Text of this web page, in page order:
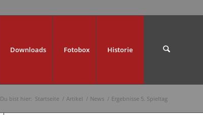
Downloads Fotobox Historie
Du bist hier: Startseite / Artikel / News / Ergebnisse 5. Spieltag